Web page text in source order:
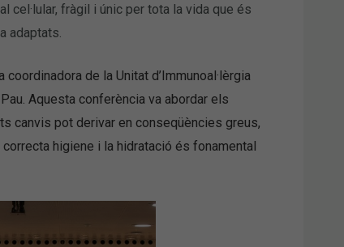
cel·lular, fràgil i únic per tota la vida que és
adaptats.
de la Unitat d’Immunoal·lèrgia
Aquesta conferència va abordar els
canvis pot derivar en conseqüències greus,
higiene i la hidratació és fonamental